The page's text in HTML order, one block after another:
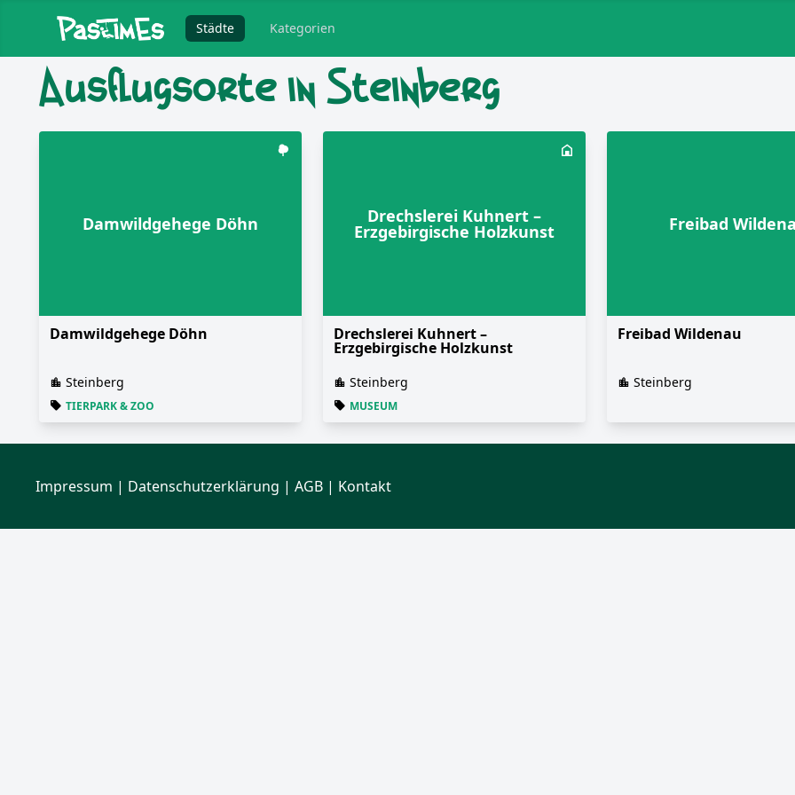
Städte Kategorien
Ausflugsorte in Steinberg
Damwildgehege Döhn
Damwildgehege Döhn
Steinberg
TIERPARK & ZOO
Drechslerei Kuhnert –
Erzgebirgische Holzkunst
Drechslerei Kuhnert –
Erzgebirgische Holzkunst
Steinberg
MUSEUM
Freibad
Freibad Wildenau
Steinberg
Impressum | Datenschutzerklärung | AGB | Kontakt